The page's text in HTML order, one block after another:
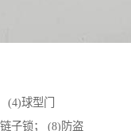
球型门
子锁； (8)防盗